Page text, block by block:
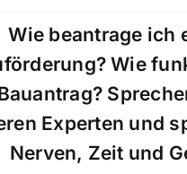
Wie beantrage ich
Wie
Experten und
Nerven, Zeit und